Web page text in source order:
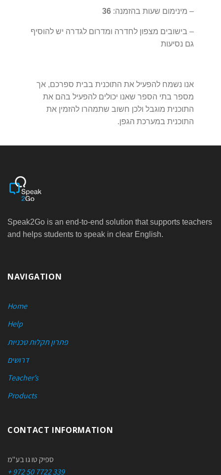
– מינימום שעות בהזמנה: 36
– בישובים מצפון לחדרה ומדרום לגדרה יש להוסיף
גם נסיעות
אנו נשמח להפעיל את התוכנית בבית ספרכם, אך
מספר בתי הספר שאנו יכולים להפעיל בהם את
התוכנית מוגבל ולכן חשוב שתמהרו להזמין את
התוכנית במערכת הגפן.
Speak2Go is an end-to-end solution that supports teachers
and helps students to speak in clear English.
NAVIGATION
Home
Help
פתרון תקלות טכניות
דרושים
Teacher’s
Products
CONTACT INFORMATION
ספיק טו גו בע"מ
+ 972 50 7722 339